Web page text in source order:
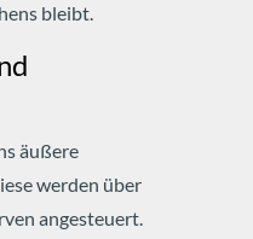
bleibt.
äußere
werden über
angesteuert.